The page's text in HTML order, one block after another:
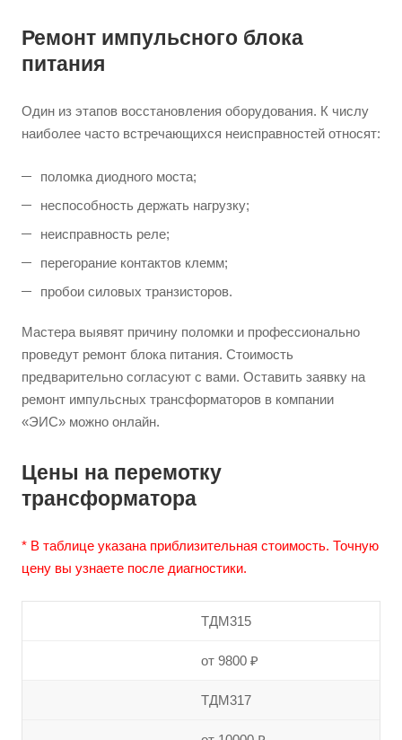
Ремонт импульсного блока
питания
Один из этапов восстановления оборудования. К числу
наиболее часто встречающихся неисправностей относят:
поломка диодного моста;
неспособность держать нагрузку;
неисправность реле;
перегорание контактов клемм;
пробои силовых транзисторов.
Мастера выявят причину поломки и профессионально
проведут ремонт блока питания. Стоимость
предварительно согласуют с вами. Оставить заявку на
ремонт импульсных трансформаторов в компании
«ЭИС» можно онлайн.
Цены на перемотку
трансформатора
* В таблице указана приблизительная стоимость. Точную
цену вы узнаете после диагностики.
ТДМ315
от 9800 ₽
ТДМ317